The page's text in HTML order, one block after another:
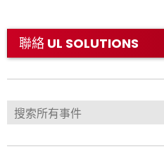
聯絡 UL SOLUTIONS